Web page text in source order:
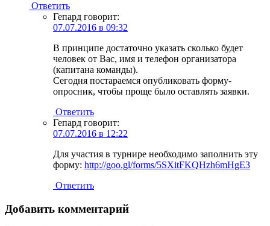
Ответить
Гепард говорит:
07.07.2016 в 09:32
В принципе достаточно указать сколько будет
человек от Вас, имя и телефон организатора
(капитана команды).
Сегодня постараемся опубликовать форму-
опросник, чтобы проще было оставлять заявки.
Ответить
Гепард говорит:
07.07.2016 в 12:22
Для участия в турнире необходимо заполнить эту
форму: http://goo.gl/forms/5SXitFKQHzh6mHgE3
Ответить
Добавить комментарий